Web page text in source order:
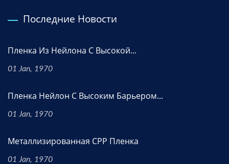
Последние Новости
Пленка Из Нейлона С Высокой...
01 Jan, 1970
Пленка Нейлон С Высоким Барьером...
01 Jan, 1970
Металлизированная CPP Пленка
01 Jan, 1970